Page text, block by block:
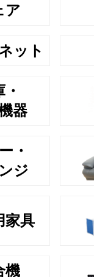
ア
ット
器
・
ジ
家具
機